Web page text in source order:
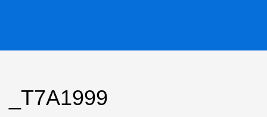
_T7A1999